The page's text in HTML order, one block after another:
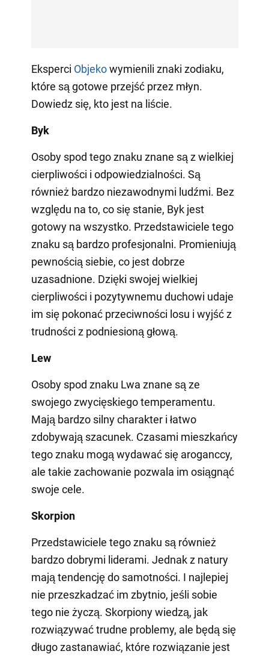
Eksperci Objekowymienili znaki zodiaku,
które są gotowe przejść przez młyn.
Dowiedz się, kto jest na liście.
Byk
Osoby spod tego znaku znane są z wielkiej
cierpliwości i odpowiedzialności. Są
również bardzo niezawodnymi ludźmi. Bez
względu na to, co się stanie, Byk jest
gotowy na wszystko. Przedstawiciele tego
znaku są bardzo profesjonalni. Promieniują
pewnością siebie, co jest dobrze
uzasadnione. Dzięki swojej wielkiej
cierpliwości i pozytywnemu duchowi udaje
im się pokonać przeciwności losu i wyjść z
trudności z podniesioną głową.
Lew
Osoby spod znaku Lwa znane są ze
swojego zwycięskiego temperamentu.
Mają bardzo silny charakter i łatwo
zdobywają szacunek. Czasami mieszkańcy
tego znaku mogą wydawać się aroganccy,
ale takie zachowanie pozwala im osiągnąć
swoje cele.
Skorpion
Przedstawiciele tego znaku są również
bardzo dobrymi liderami. Jednak z natury
mają tendencję do samotności. I najlepiej
nie przeszkadzać im zbytnio, jeśli sobie
tego nie życzą. Skorpiony wiedzą, jak
rozwiązywać trudne problemy, ale będą się
długo zastanawiać, które rozwiązanie jest